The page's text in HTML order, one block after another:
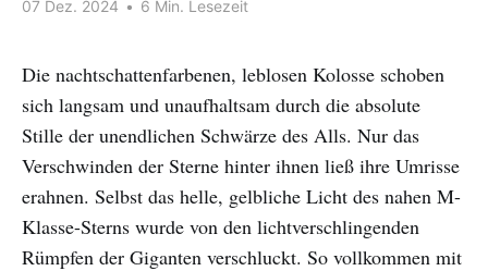
07 Dez. 2024 • 6 Min. Lesezeit
Die nachtschattenfarbenen, leblosen Kolosse schoben
sich langsam und unaufhaltsam durch die absolute
Stille der unendlichen Schwärze des Alls. Nur das
Verschwinden der Sterne hinter ihnen ließ ihre Umrisse
erahnen. Selbst das helle, gelbliche Licht des nahen M-
Klasse-Sterns wurde von den lichtverschlingenden
Rümpfen der Giganten verschluckt. So vollkommen mit